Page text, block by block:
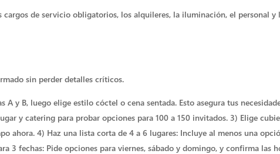
de servicio obligatorios, los alquileres, la iluminación, el personal
sin perder detalles críticos.
y B, luego elige estilo cóctel o cena sentada. Esto asegura tus
y catering para probar opciones para 100 a 150 invitados. 3) Elige
ahora. 4) Haz una lista corta de 4 a 6 lugares: Incluye al menos una
3 fechas: Pide opciones para viernes, sábado y domingo, y confirma las